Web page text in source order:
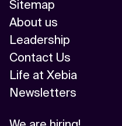
Sitemap
About us
Leadership
Contact Us
Life at Xebia
Newsletters